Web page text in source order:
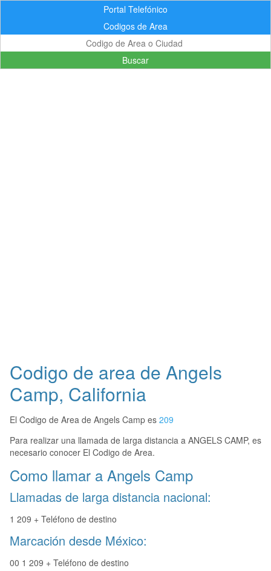
Portal Telefónico
Codigos de Area
Buscar
Codigo de area de Angels
Camp, California
El Codigo de Area de Angels Camp es 209
Para realizar una llamada de larga distancia a ANGELS CAMP, es
necesario conocer El Codigo de Area.
Como llamar a Angels Camp
Llamadas de larga distancia nacional:
1 209 + Teléfono de destino
Marcación desde México:
00 1 209 + Teléfono de destino